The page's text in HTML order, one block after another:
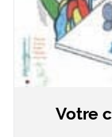
Votre